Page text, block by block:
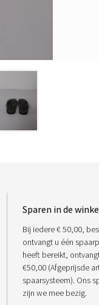
Sparen in de
Bij iedere € 50,00,
ontvangt u één
heeft bereikt,
€50,00 (Afgeprijsde
spaarsysteem). Ons
zijn we mee bezig.